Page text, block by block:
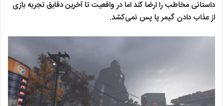
داستانی مخاطب را ارضا کند اما در واقعیت تا آخرین دقایق تجربه بازی
از عذاب دادن گیمر پا پس نمی‌کشد.